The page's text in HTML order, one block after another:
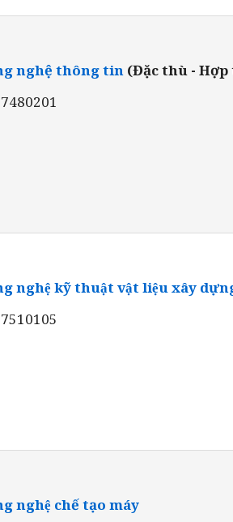
nghệ thông tin (Đặc thù -
nghệ kỹ thuật vật liệu xây
nghệ chế tạo máy